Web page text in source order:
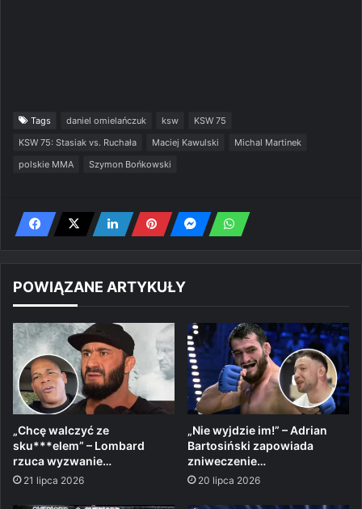
Tags daniel omielańczuk ksw
KSW 75
KSW 75: Stasiak vs. Ruchała
Maciej Kawulski
Michal Martinek
polskie MMA
Szymon Bońkowski
POWIĄZANE ARTYKUŁY
„Chcę walczyć ze
sku***elem” – Lombard
rzuca wyzwanie…
21 lipca 2026
„Nie wyjdzie im!” – Adrian
Bartosiński zapowiada
zniweczenie…
20 lipca 2026